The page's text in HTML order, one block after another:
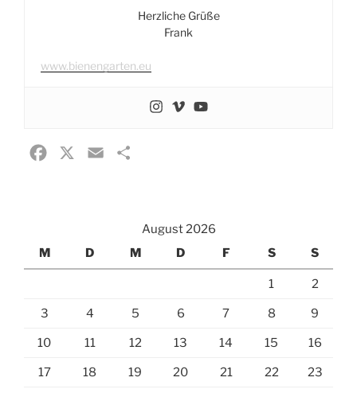
Herzliche Grüße
Frank
www.bienengarten.eu
August 2026
M
D M D F S S
1 2
3 4 5 6 7 8 9
10 11 12 13 14 15 16
17 18 19 20 21 22 23